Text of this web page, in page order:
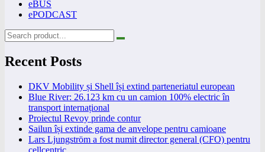
eBUS
ePODCAST
Recent Posts
DKV Mobility și Shell își extind parteneriatul european
Blue River: 26.123 km cu un camion 100% electric în
transport internațional
Proiectul Revoy prinde contur
Sailun își extinde gama de anvelope pentru camioane
Lars Ljungström a fost numit director general (CFO) pentru
cellcentric